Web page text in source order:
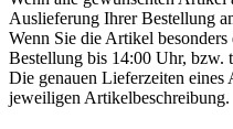
Auslieferung Ihrer Bestellung
Wenn Sie die Artikel
Bestellung bis 14:00 Uhr, bzw.
Die genauen Lieferzeiten
jeweiligen Artikelbeschreibung.